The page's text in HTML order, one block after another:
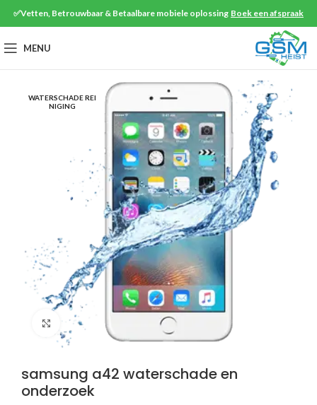
✅Vetten, Betrouwbaar & Betaalbare mobiele oplossing Boek een afspraak
MENU
WATERSCHADE REI
NIGING
Klik om te vergroten
samsung a42 waterschade en
onderzoek